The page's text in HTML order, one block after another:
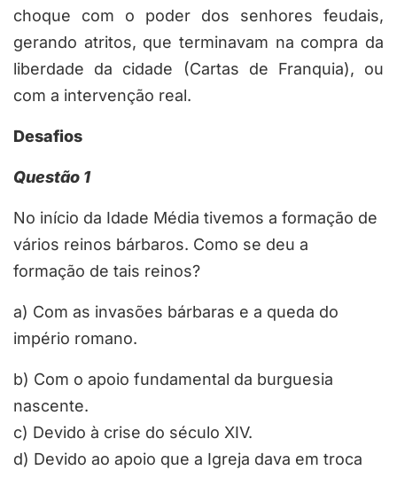
choque com o poder dos senhores feudais,
gerando atritos, que terminavam na compra da
liberdade da cidade (Cartas de Franquia), ou
com a intervenção real.
Desafios
Questão 1
No início da Idade Média tivemos a formação de
vários reinos bárbaros. Como se deu a
formação de tais reinos?
a) Com as invasões bárbaras e a queda do
império romano.
b) Com o apoio fundamental da burguesia
nascente.
c) Devido à crise do século XIV.
d) Devido ao apoio que a Igreja dava em troca